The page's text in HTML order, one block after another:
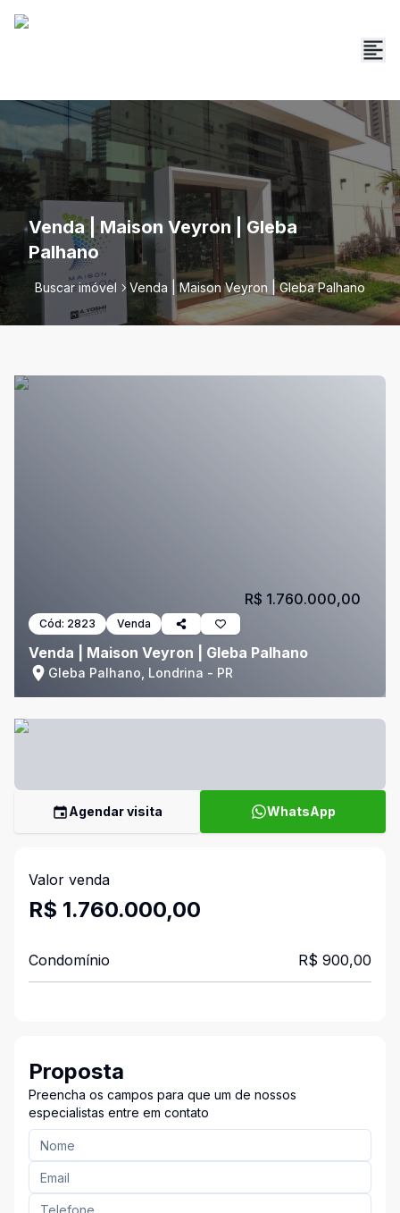
Venda | Maison Veyron | Gleba
Palhano
Buscar imóvel Venda | Maison Veyron | Gleba Palhano
Cód: 2823 Venda
Venda | Maison Veyron | Gleba Palhano
Gleba Palhano, Londrina - PR
R$ 1.760.000,00
Agendar visita WhatsApp
Valor venda
R$ 1.760.000,00
Condomínio R$ 900,00
Proposta
Preencha os campos para que um de nossos
especialistas entre em contato